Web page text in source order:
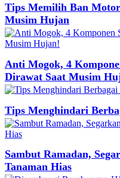
Tips Memilih Ban
Musim Hujan
Anti Mogok, 4
Dirawat Saat Musim
Tips Menghindari
Sambut Ramadan,
Tanaman Hias